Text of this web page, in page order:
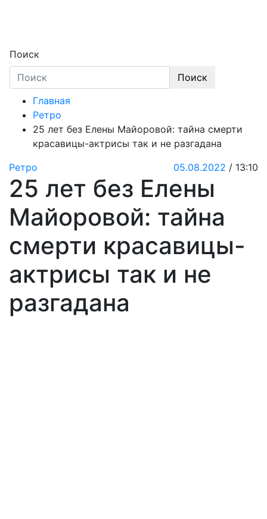
Секреты звёзд
Новости, истории звёзд шоу-бизнеса,
Поиск
Поиск
Главная
Ретро
25 лет без Елены Майоровой: тайна смерти
красавицы-актрисы так и не разгадана
Ретро
05.08.2022 / 13:10
25 лет без Елены
Майоровой: тайна
смерти красавицы-
актрисы так и не
разгадана